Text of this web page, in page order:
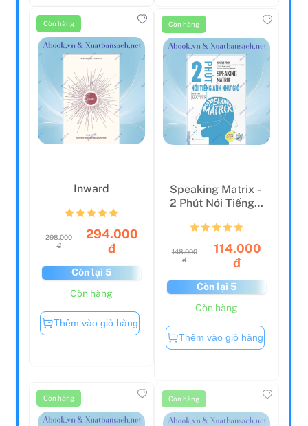
Còn hàng
Inward
298.000
đ
294.000
đ
Còn lại 5
Còn hàng
Thêm vào giỏ hàng
Còn hàng
Speaking Matrix -
2 Phút Nói Tiếng
148.000
đ
114.000
đ
Còn lại 5
Còn hàng
Thêm vào giỏ hàng
Còn hàng